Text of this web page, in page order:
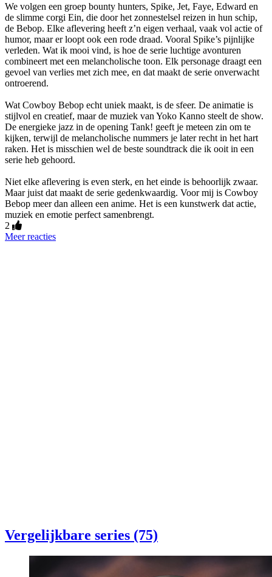
We volgen een groep bounty hunters, Spike, Jet, Faye, Edward en
de slimme corgi Ein, die door het zonnestelsel reizen in hun schip,
de Bebop. Elke aflevering heeft z’n eigen verhaal, vaak vol actie of
humor, maar er loopt ook een rode draad. Vooral Spike’s pijnlijke
verleden. Wat ik mooi vind, is hoe de serie luchtige avonturen
combineert met een melancholische toon. Elk personage draagt een
gevoel van verlies met zich mee, en dat maakt de serie onverwacht
ontroerend.
Wat Cowboy Bebop echt uniek maakt, is de sfeer. De animatie is
stijlvol en creatief, maar de muziek van Yoko Kanno steelt de show.
De energieke jazz in de opening Tank! geeft je meteen zin om te
kijken, terwijl de melancholische nummers je later recht in het hart
raken. Het is misschien wel de beste soundtrack die ik ooit in een
serie heb gehoord.
Niet elke aflevering is even sterk, en het einde is behoorlijk zwaar.
Maar juist dat maakt de serie gedenkwaardig. Voor mij is Cowboy
Bebop meer dan alleen een anime. Het is een kunstwerk dat actie,
muziek en emotie perfect samenbrengt.
2
Meer reacties
Vergelijkbare series (75)